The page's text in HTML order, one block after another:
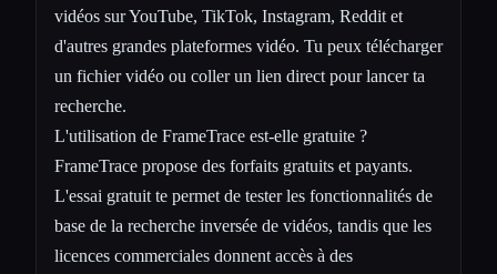
vidéos sur YouTube, TikTok, Instagram, Reddit et
d'autres grandes plateformes vidéo. Tu peux télécharger
un fichier vidéo ou coller un lien direct pour lancer ta
recherche.
L'utilisation de FrameTrace est-elle gratuite ?
FrameTrace propose des forfaits gratuits et payants.
L'essai gratuit te permet de tester les fonctionnalités de
base de la recherche inversée de vidéos, tandis que les
licences commerciales donnent accès à des